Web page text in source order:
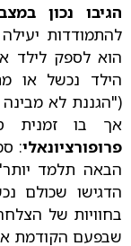
הגיבו נכון
להתמודדות
הוא לספק לילד
הילד נכשל או
("הגננת לא
אך בו זמנית
פרופורציונאלי:
הבאה תלמד
הדגישו שכולם
בחוויות של
שבפעם הקודמת